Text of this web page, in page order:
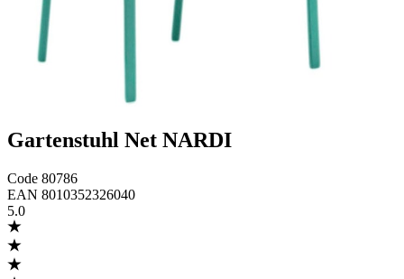
Gartenstuhl Net NARDI
Code 80786
EAN 8010352326040
5.0